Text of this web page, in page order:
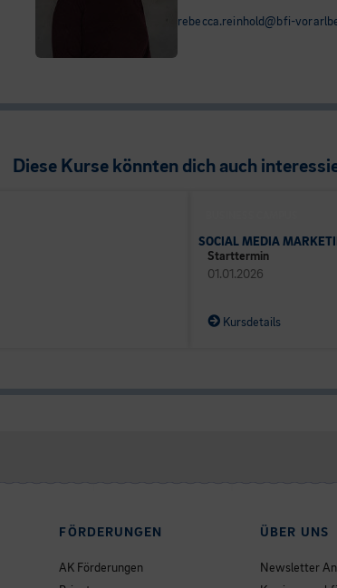
rebecca.reinhold@bfi-
Diese Kurse könnten dich auch
SOCIAL MEDIA
Starttermin
01.01.2026
Kursdetails
FÖRDERUNGEN
AK Förderungen
ÜBER UNS
Newsletter